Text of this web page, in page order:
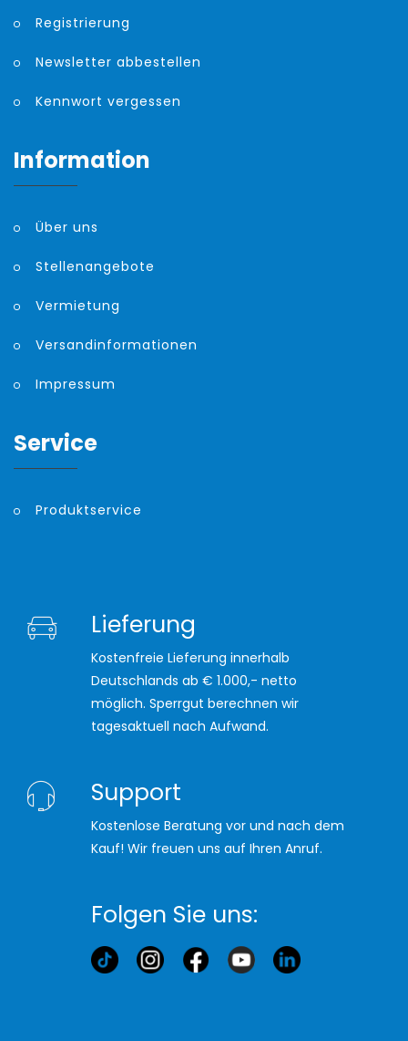
Registrierung
Newsletter abbestellen
Kennwort vergessen
Information
Über uns
Stellenangebote
Vermietung
Versandinformationen
Impressum
Service
Produktservice
Lieferung
Kostenfreie Lieferung innerhalb
Deutschlands ab € 1.000,- netto
möglich. Sperrgut berechnen wir
tagesaktuell nach Aufwand.
Support
Kostenlose Beratung vor und nach dem
Kauf! Wir freuen uns auf Ihren Anruf.
Folgen Sie uns: